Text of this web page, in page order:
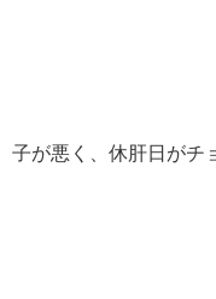
胃
子が悪く、休肝日がチ